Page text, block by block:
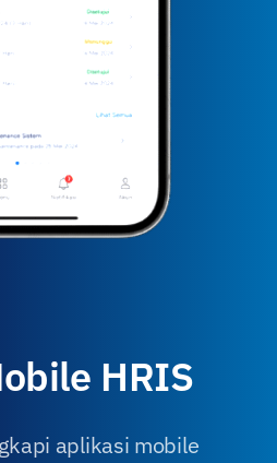
HRIS
aplikasi mobile